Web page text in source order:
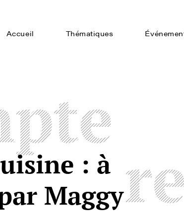
Accueil Thématiques
: à
Maggy